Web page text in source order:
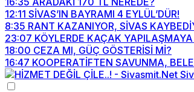
12:11 SİVAS’IN BAYRAMI 4 EYLÜL’DÜR!
8:35 RANT KAZANIYOR, SİVAS
23:07 KÖYLERDE KAÇAK
18:00 CEZA MI, GÜÇ GÖSTERİSİ Mİ?
16:47 KOOPERATİFTEN SAVUNMA,